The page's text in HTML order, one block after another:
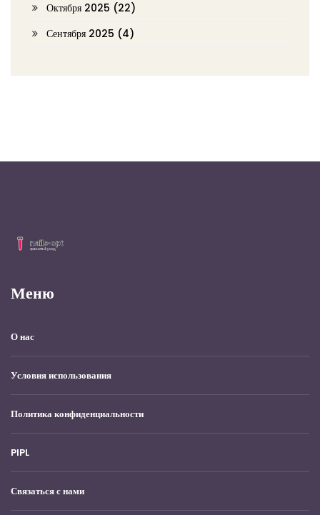
Октября 2025 (22)
Сентября 2025 (4)
Меню
О нас
Условия использования
Политика конфиденциальности
PIPL
Связаться с нами